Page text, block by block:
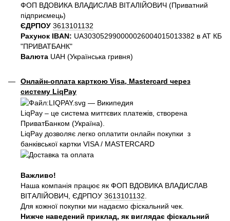
ФОП ВДОВИКА ВЛАДИСЛАВ ВІТАЛІЙОВИЧ (Приватний
пiдприємець)
ЄДРПОУ 3613101132
Рахунок IBAN: UA303052990000026004015013382 в АТ КБ
"ПРИВАТБАНК"
Валюта UAH (Українська гривня)
Онлайн-оплата карткою Visa, Mastercard через
систему LiqPay
LiqPay – це система миттєвих платежів, створена
ПриватБанком (Україна).
LiqPay дозволяє легко оплатити онлайн покупки з
банківської картки VISA / MASTERCARD
Важливо!
Наша компанія працює як ФОП ВДОВИКА ВЛАДИСЛАВ
ВІТАЛІЙОВИЧ, ЄДРПОУ 3613101132
Для кожної покупки ми надаємо фіскальний чек.
Нижче наведений приклад, як виглядає фіскальний